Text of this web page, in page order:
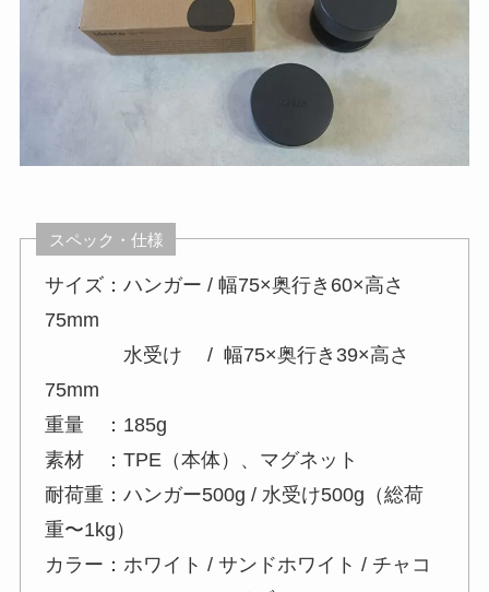
スペック・仕様
サイズ：ハンガー / 幅75×奥行き60×高さ
75mm
水受け / 幅75×奥行き39×高さ
75mm
重量 ：185g
素材 ：TPE（本体）、マグネット
耐荷重：ハンガー500g / 水受け500g（総荷
重〜1kg）
カラー：ホワイト / サンドホワイト / チャコ